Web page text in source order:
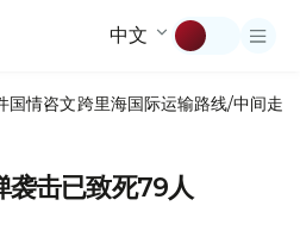
中文
国情咨文跨里海国际运输路线/中间走廊
袭击已致死79人